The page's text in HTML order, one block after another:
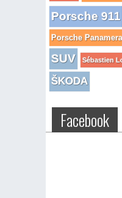
Porsche 911
Porsche Panamera
SUV Sébastien
ŠKODA
Facebook